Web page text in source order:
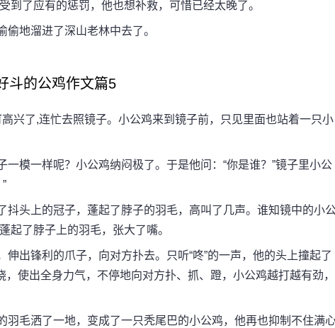
到了应有的惩罚，他也想补救，可惜已经太晚了。
地溜进了深山老林中去了。
斗的公鸡作文篇5
了,连忙去照镜子。小公鸡来到镜子前，只见里面也站着一只小
模一样呢？小公鸡纳闷极了。于是他问：“你是谁？”镜子里小公
头上的冠子，蓬起了脖子的羽毛，高叫了几声。谁知镜中的小
起了脖子上的羽毛，张大了嘴。
出锋利的爪子，向对方扑去。只听“咚”的一声，他的头上撞起了
使出全身力气，不停地向对方扑、抓、蹬，小公鸡越打越有劲，
毛洒了一地，变成了一只秃尾巴的小公鸡，他再也抑制不住满